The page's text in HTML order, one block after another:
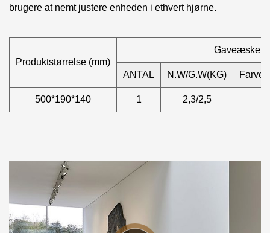
brugere at nemt justere enheden i ethvert hjørne.
Produktstørrelse (mm)
Gaveæske
ANTAL N.W/G.W(KG)
500*190*140 1 2,3/2,5